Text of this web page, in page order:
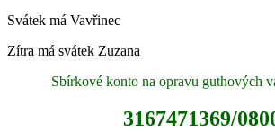
Svátek má Vavřinec
Zítra má svátek Zuzana
Sbírkové konto na opravu guthových
3167471369/